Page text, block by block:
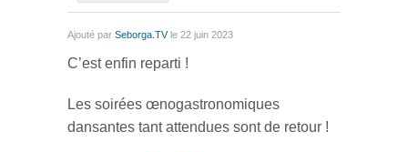
Ajouté par Seborga.TV le 22 juin 2023
C’est enfin reparti !
Les soirées œnogastronomiques
dansantes tant attendues sont de retour !